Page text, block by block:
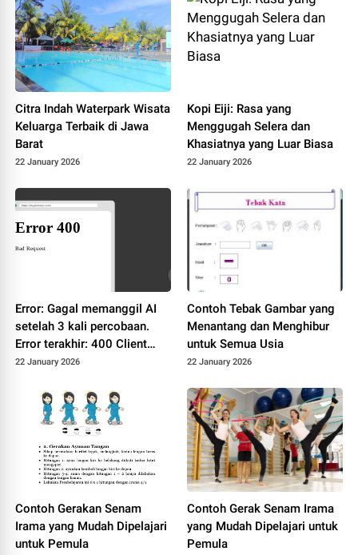
Citra Indah Waterpark Wisata
Keluarga Terbaik di Jawa
Barat
22 January 2026
Kopi Eiji: Rasa yang
Menggugah Selera dan
Khasiatnya yang Luar Biasa
22 January 2026
Error: Gagal memanggil AI
setelah 3 kali percobaan.
Error terakhir: 400 Client
Error: Bad Request for url:
intl.aliyuncs.com/compatibl
mode/v1/chat/completions
22 January 2026
Contoh Tebak Gambar yang
Menantang dan Menghibur
untuk Semua Usia
22 January 2026
Contoh Gerakan Senam
Irama yang Mudah Dipelajari
untuk Pemula
Contoh Gerak Senam Irama
yang Mudah Dipelajari untuk
Pemula